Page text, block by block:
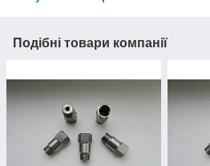
Подібні товари компанії